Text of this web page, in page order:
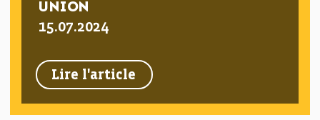
UNION
Lire l'article
15.07.2024